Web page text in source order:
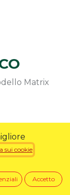
Matrix
sui cookie
Accetto